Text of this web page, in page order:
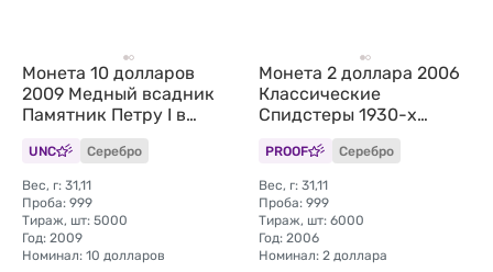
Монета 10 долларов
2009 Медный всадник
Памятник Петру I в
Санкт-Петербурге UNC
Острова Кука
UNC Серебро
Вес, г: 31,11
Проба: 999
Тираж, шт: 5000
Год: 2009
Номинал: 10 долларов
Монета 2 доллара 2006
Классические
Спидстеры 1930-х
Duesenberg SSJ 1936
автомобили Острова
Кука
PROOF Серебро
Вес, г: 31,11
Проба: 999
Тираж, шт: 6000
Год: 2006
Номинал: 2 доллара